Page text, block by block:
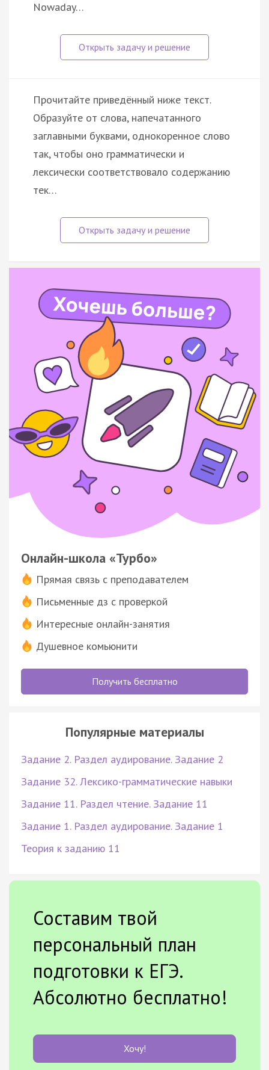
Nowaday…
Прочитайте приведённый ниже текст.
Образуйте от слова, напечатанного
заглавными буквами, однокоренное слово
так, чтобы оно грамматически и
лексически соответствовало содержанию
тек…
Онлайн-школа «Турбо»
Прямая связь с преподавателем
Письменные дз с проверкой
Интересные онлайн-занятия
Душевное комьюнити
Получить бесплатно
Популярные материалы
Задание 2. Раздел аудирование. Задание 2
Задание 32. Лексико-грамматические навыки
Задание 11. Раздел чтение. Задание 11
Задание 1. Раздел аудирование. Задание 1
Теория к заданию 11
Составим твой
персональный план
подготовки к ЕГЭ.
Абсолютно бесплатно!
Хочу!